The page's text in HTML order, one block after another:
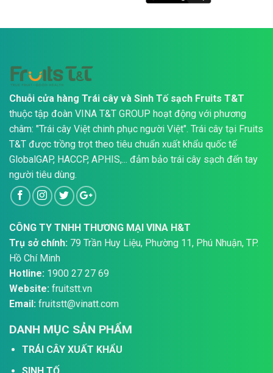
Chuỗi cửa hàng Trái cây và Sinh Tố sạch Fruits T&T
thuộc tập đoàn VINA T&T GROUP hoạt động với phương
châm: "Trái cây Việt chinh phục người Việt". Trái cây tại Fruits
T&T được trồng trọt theo tiêu chuẩn xuất khẩu quốc tế
GlobalGAP, HACCP, APHIS,... đảm bảo trái cây sạch đến tay
người tiêu dùng.
CÔNG TY TNHH THƯƠNG MẠI VINA H&T
Trụ sở chính: 79 Trần Huy Liệu, Phường 11, Phú Nhuận, TP.
Hồ Chí Minh
Hotline: 1900 27 27 69
Website: fruitstt.vn
Email: fruitstt@vinatt.com
DANH MỤC SẢN PHẨM
TRÁI CÂY XUẤT KHẨU